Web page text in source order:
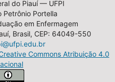
do Piauí — UFPI
Petrônio Portella
em Enfermagem
Brasil, CEP: 64049-550
Commons Atribuição 4.0